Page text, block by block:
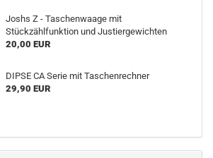
Joshs Z - Taschenwaage mit
Stückzählfunktion und Justiergewichten
20,00 EUR
DIPSE CA Serie mit Taschenrechner
29,90 EUR